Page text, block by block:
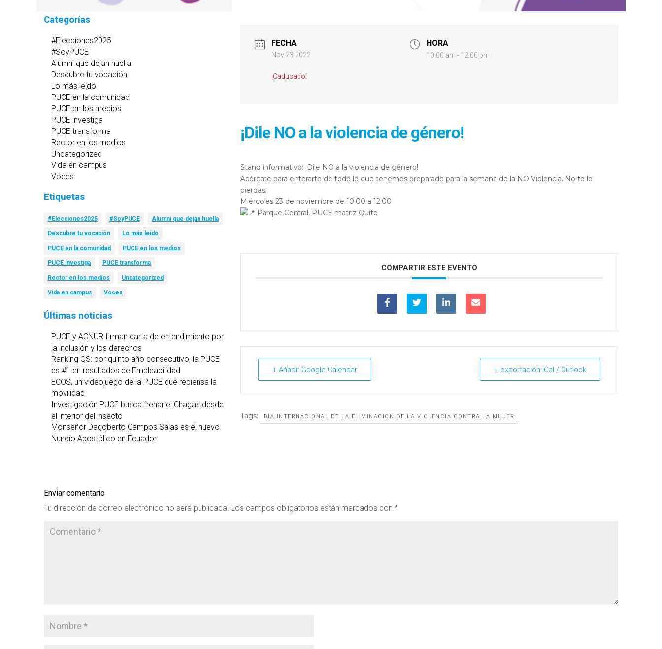
Categorías
#Elecciones2025
#SoyPUCE
Alumni que dejan huella
Descubre tu vocación
Lo más leído
PUCE en la comunidad
PUCE en los medios
PUCE investiga
PUCE transforma
Rector en los medios
Uncategorized
Vida en campus
Voces
Etiquetas
#Elecciones2025 #SoyPUCE Alumni que dejan huella
Descubre tu vocación Lo más leído
PUCE en la comunidad PUCE en los medios
PUCE investiga PUCE transforma
Rector en los medios Uncategorized
Vida en campus Voces
Últimas noticias
PUCE y ACNUR firman carta de entendimiento por
la inclusión y los derechos
Ranking QS: por quinto año consecutivo, la PUCE
es #1 en resultados de Empleabilidad
ECOS, un videojuego de la PUCE que repiensa la
movilidad
Investigación PUCE busca frenar el Chagas desde
el interior del insecto
Monseñor Dagoberto Campos Salas es el nuevo
Nuncio Apostólico en Ecuador
FECHA
Nov 23 2022
¡Caducado!
HORA
10:00 am - 12:00 pm
¡Dile NO a la violencia de género!
Stand informativo: ¡Dile NO a la violencia de género!
Acércate para enterarte de todo lo que tenemos preparado para la semana de la NO Violencia. No te lo
pierdas.
Miércoles 23 de noviembre de 10:00 a 12:00
Parque Central, PUCE matriz Quito
COMPARTIR ESTE EVENTO
+ Añadir Google Calendar + exportación iCal / Outlook
Tags: DÍA INTERNACIONAL DE LA ELIMINACIÓN DE LA VIOLENCIA CONTRA LA MUJER
Enviar comentario
Tu dirección de correo electrónico no será publicada. Los campos obligatorios están marcados con *